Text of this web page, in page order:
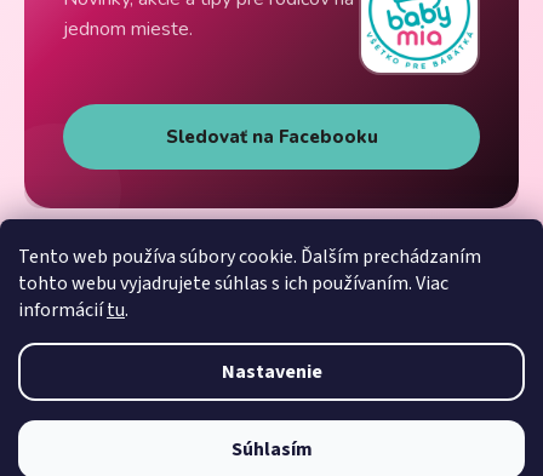
Tento web používa súbory cookie. Ďalším prechádzaním
tohto webu vyjadrujete súhlas s ich používaním. Viac
informáciítu.
Nastavenie
Súhlasím
jednom mieste.
Sledovať na Facebooku
Vytvoril Shoptet